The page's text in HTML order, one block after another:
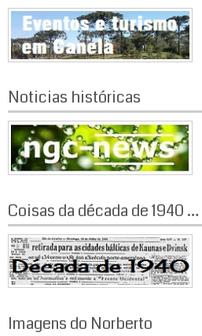
Noticias históricas
Coisas da década de 1940 …
Imagens do Norberto